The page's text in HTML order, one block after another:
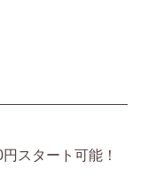
スタート可能！